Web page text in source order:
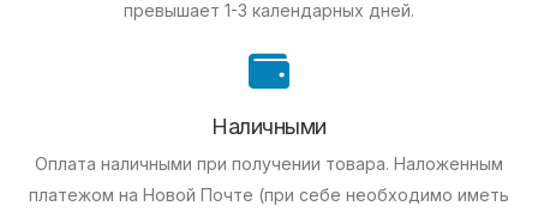
превышает 1-3 календарных дней.
Наличными
Оплата наличными при получении товара. Наложенным
платежом на Новой Почте (при себе необходимо иметь